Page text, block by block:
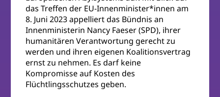
das Treffen der EU-Innenminister*innen am
8. Juni 2023 appelliert das Bündnis an
Innenministerin Nancy Faeser (SPD), ihrer
humanitären Verantwortung gerecht zu
werden und ihren eigenen Koalitionsvertrag
ernst zu nehmen. Es darf keine
Kompromisse auf Kosten des
Flüchtlingsschutzes geben.